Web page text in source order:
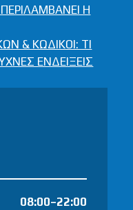
Η
& ΚΩΔΙΚΟΙ: ΤΙ
ΕΝΔΕΙΞΕΙΣ
08:00–22:00